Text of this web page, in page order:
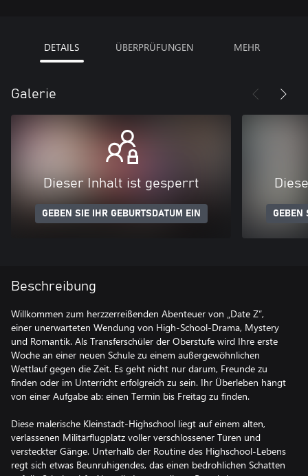
DETAILS ÜBERPRÜFUNGEN MEHR
Galerie
Dieser Inhalt ist gesperrt
GEBEN SIE IHR GEBURTSDATUM EIN GEBEN
Beschreibung
Willkommen zum herzzerreißenden Abenteuer von „Date Z“,
einer unerwarteten Wendung von High-School-Drama, Mystery
und Romantik. Als Transferschüler der Oberstufe wird Ihre erste
Woche an einer neuen Schule zu einem außergewöhnlichen
Wettlauf gegen die Zeit. Es geht nicht nur darum, Freunde zu
finden oder im Unterricht erfolgreich zu sein. Ihr Überleben hängt
von einer Aufgabe ab: einen Termin bis Freitag zu finden.
Diese malerische Kleinstadt-Highschool liegt auf einem alten,
verlassenen Militärflugplatz voller verschlossener Türen und
versteckter Gänge. Unterhalb der Routine des Highschool-Lebens
regt sich etwas Beunruhigendes, das einen bedrohlichen Schatten